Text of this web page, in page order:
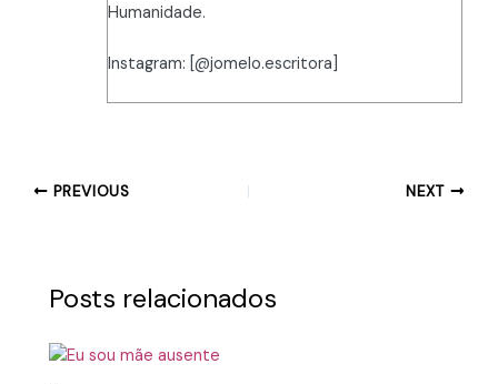
Humanidade.
Instagram: [@jomelo.escritora]
PREVIOUS NEXT
Posts relacionados